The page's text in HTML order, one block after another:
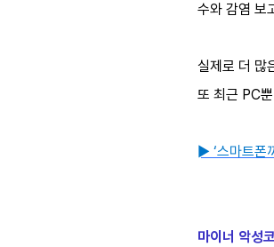
수와 감염 보
실제로 더 많
또 최근 PC
► ‘스마트폰
마이너 악성